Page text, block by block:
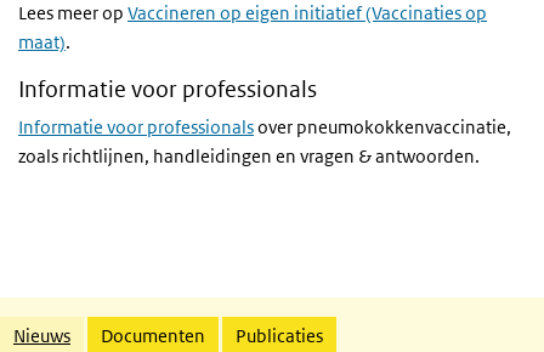
Lees meer op Vaccineren op eigen initiatief (Vaccinaties op
maat).
Informatie voor professionals
Informatie voor professionalsover pneumokokkenvaccinatie,
zoals richtlijnen, handleidingen en vragen & antwoorden.
Gerelateerde inhoud
Nieuws Documenten
Publicaties